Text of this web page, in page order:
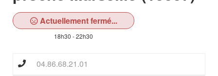
Actuellement fermé...
18h30 - 22h30
04.86.68.21.01